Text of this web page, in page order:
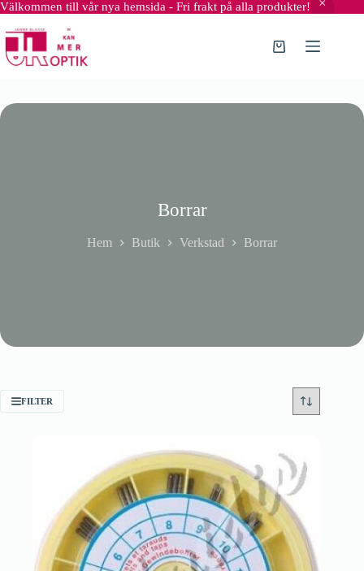
Välkommen till vår nya hemsida - Fri frakt på alla produkter!
till
innehåll
Varukorg
Borrar
Hem Butik Verkstad Borrar
FILTER